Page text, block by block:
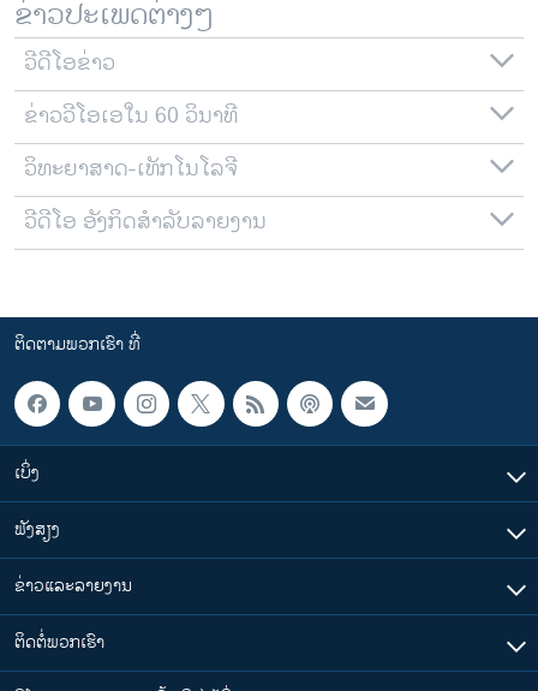
ຂ່າວປະເພດຕ່າງໆ
ວີດີໂອຂ່າວ
ຂ່າວວີໂອເອໃນ 60 ວິນາທີ
ວິທະຍາສາດ-ເທັກໂນໂລຈີ
ວີດີໂອ ອັງກິດສຳລັບລາຍງານ
ຕິດຕາມພວກເຮົາ ທີ່
ເບິ່ງ
ຟັງສຽງ
ຂ່າວແລະລາຍງານ
ຕິດຕໍ່ພວກເຮົາ